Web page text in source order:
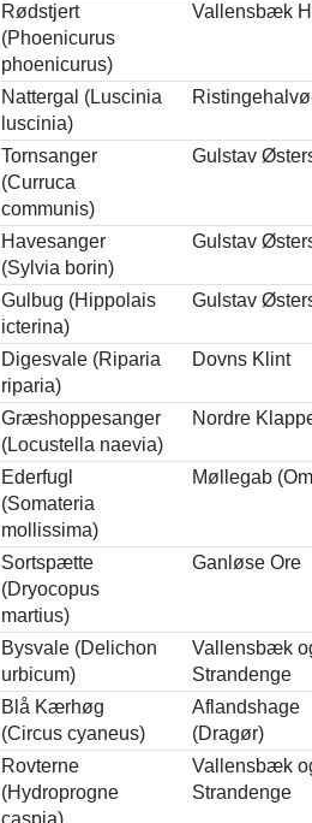
Rødstjert
(Phoenicurus
phoenicurus)
Vallensbæk
Nattergal (Luscinia
luscinia)
Tornsanger
(Curruca
communis)
Gulstav
Havesanger
(Sylvia borin)
Gulstav
Gulbug (Hippolais
icterina)
Gulstav
Digesvale (Riparia
riparia)
Dovns Klint
Græshoppesanger
(Locustella naevia)
Nordre
Ederfugl
(Somateria
mollissima)
Møllegab
Sortspætte
(Dryocopus
martius)
Ganløse Ore
Bysvale (Delichon
urbicum)
Vallensbæk
Strandenge
Blå Kærhøg
(Circus cyaneus)
Aflandshage
(Dragør)
Rovterne
(Hydroprogne
caspia)
Vallensbæk
Strandenge